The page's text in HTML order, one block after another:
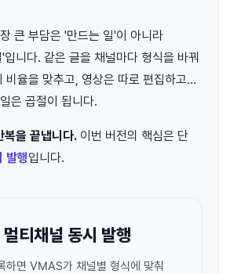
큰 부담은 '만드는 일'이 아니라
니다. 같은 글을 채널마다 형식을 바꿔
비율을 맞추고, 영상은 따로 편집하고…
은 곱절이 됩니다.
을 끝냅니다. 이번 버전의 핵심은 단
발행입니다.
티채널 동시 발행
하면 VMAS가 채널별 형식에 맞춰